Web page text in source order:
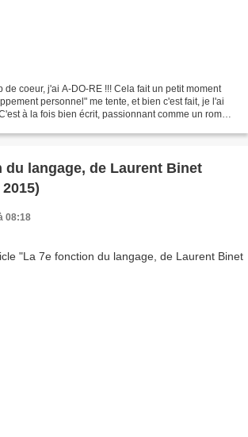
de coeur, j'ai A-DO-RE !!! Cela fait un petit moment
personnel" me tente, et bien c'est fait, je l'ai
à la fois bien écrit, passionnant comme un roman
du langage, de Laurent Binet
08:18